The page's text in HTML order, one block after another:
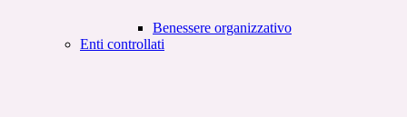
Benessere organizzativo
Enti controllati